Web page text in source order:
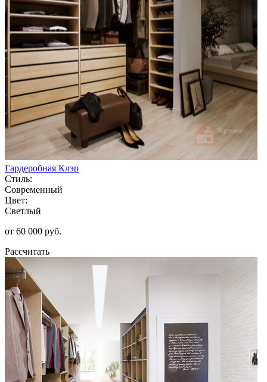
Гардеробная Клэр
Стиль:
Современный
Цвет:
Светлый
от 60 000 руб.
Рассчитать